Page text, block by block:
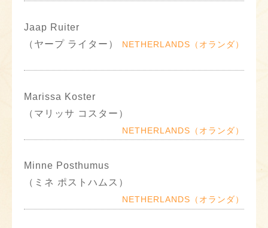
Jaap Ruiter
（ヤープ ライター）
NETHERLANDS（オランダ）
Marissa Koster
（マリッサ コスター）
NETHERLANDS（オランダ）
Minne Posthumus
（ミネ ポストハムス）
NETHERLANDS（オランダ）